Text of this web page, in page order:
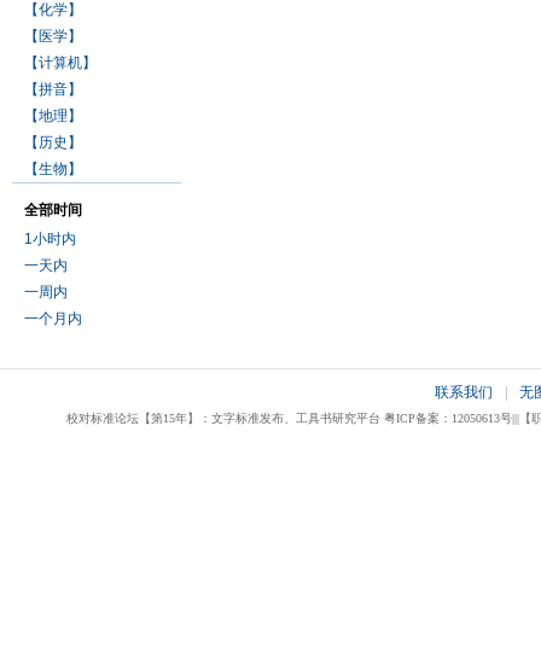
【化学】
【医学】
【计算机】
【拼音】
【地理】
【历史】
【生物】
全部时间
1小时内
一天内
一周内
一个月内
联系我们 无
校对标准论坛【第15年】：文字标准发布、工具书研究平台 粤ICP备案：12050613号|||【